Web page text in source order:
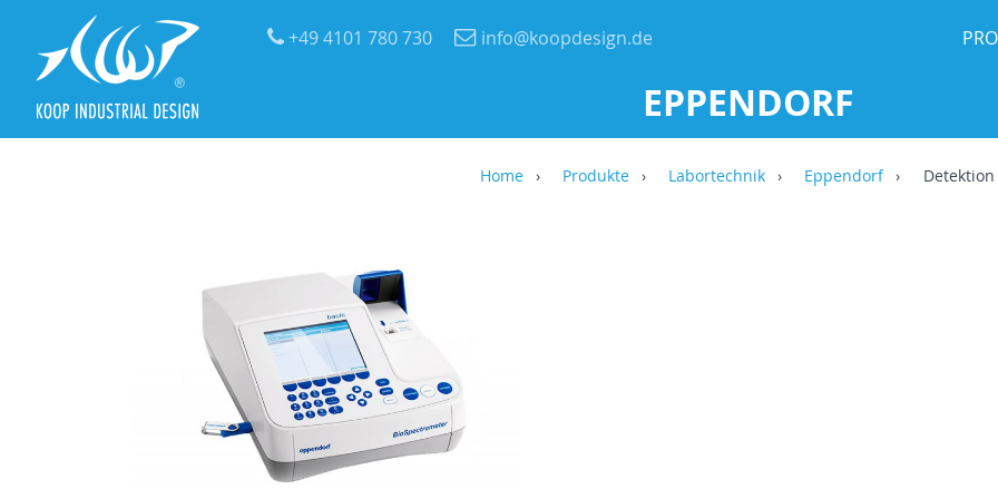
+49 4101 780 730
info@koopdesign.de
EPPENDORF
Home Produkte Labortechnik Eppendorf Detektion